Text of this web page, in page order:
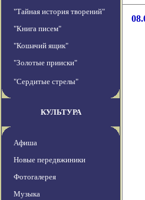
"Тайная история творений"
"Книга писем"
"Кошачий ящик"
"Золотые прииски"
"Сердитые стрелы"
КУЛЬТУРА
Афиша
Новые передвжиники
Фотогалерея
Музыка